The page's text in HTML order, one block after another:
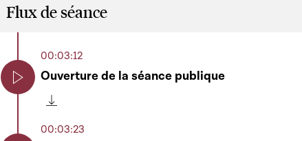
Flux de séance
00:03:12
Ouverture de la séance publique
00:03:23